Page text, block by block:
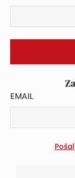
EMAIL